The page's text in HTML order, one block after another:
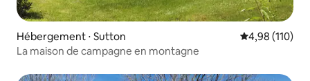
Hébergement ⋅ Sutton Évaluation
4,98 (110)
La maison de campagne en montagne